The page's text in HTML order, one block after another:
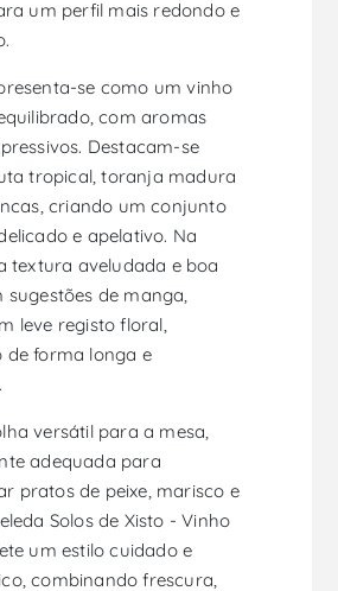
um perfil mais redondo e
se como um vinho
com aromas
Destacam-se
tropical, toranja madura
criando um conjunto
e apelativo. Na
textura aveludada e boa
sugestões de manga,
leve registo floral,
de forma longa e
versátil para a mesa,
adequada para
pratos de peixe, marisco e
Solos de Xisto - Vinho
um estilo cuidado e
combinando frescura,